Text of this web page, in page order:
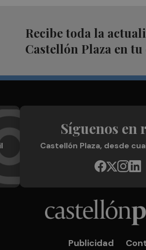
Recibe toda la
Castellón Plaza en
Síguenos en
Castellón Plaza, desde
Publicidad